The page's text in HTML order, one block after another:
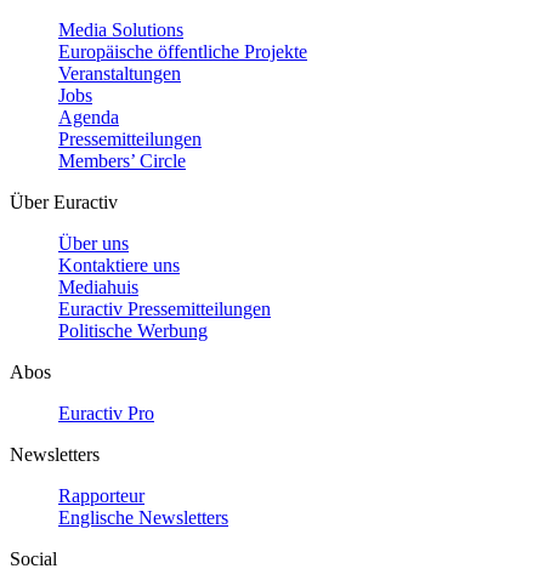
Media Solutions
Europäische öffentliche Projekte
Veranstaltungen
Jobs
Agenda
Pressemitteilungen
Members’ Circle
Über Euractiv
Über uns
Kontaktiere uns
Mediahuis
Euractiv Pressemitteilungen
Politische Werbung
Abos
Euractiv Pro
Newsletters
Rapporteur
Englische Newsletters
Social